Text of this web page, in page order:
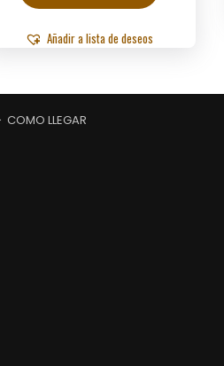
Añadir a lista de deseos
COMO LLEGAR